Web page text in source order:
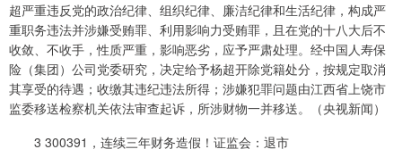
超严重违反党的政治纪律、组织纪律、廉洁纪律和生活纪律，构成严
重职务违法并涉嫌受贿罪、利用影响力受贿罪，且在党的十八大后不
收敛、不收手，性质严重，影响恶劣，应予严肃处理。经中国人寿保
险（集团）公司党委研究，决定给予杨超开除党籍处分，按规定取消
其享受的待遇；收缴其违纪违法所得；涉嫌犯罪问题由江西省上饶市
监委移送检察机关依法审查起诉，所涉财物一并移送。（央视新闻）
3 300391，连续三年财务造假！证监会：退市